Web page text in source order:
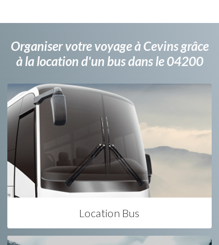
Organiser votre voyage à Cevins grâce
à la location d'un bus dans le 04200
Location Bus